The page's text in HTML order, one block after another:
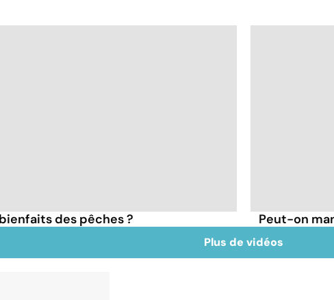
des pêches ? Peut-on
Plus de vidéos